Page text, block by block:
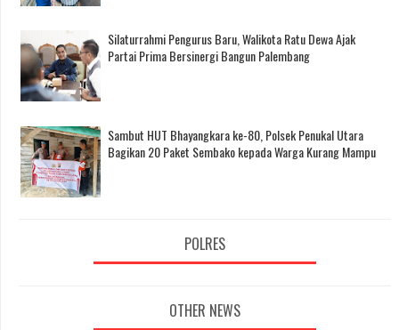
Silaturrahmi Pengurus Baru, Walikota Ratu Dewa Ajak
Partai Prima Bersinergi Bangun Palembang
Sambut HUT Bhayangkara ke-80, Polsek Penukal Utara
Bagikan 20 Paket Sembako kepada Warga Kurang Mampu
POLRES
OTHER NEWS